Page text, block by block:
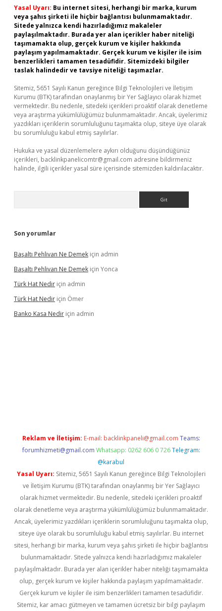
Yasal Uyarı: Bu internet sitesi, herhangi bir marka, kurum
veya şahıs şirketi ile hiçbir bağlantısı bulunmamaktadır.
Sitede yalnızca kendi hazırladığımız makaleler
paylaşılmaktadır. Burada yer alan içerikler haber niteliği
taşımamakta olup, gerçek kurum ve kişiler hakkında
paylaşım yapılmamaktadır. Gerçek kurum ve kişiler ile isim
benzerlikleri tamamen tesadüfidir. Sitemizdeki bilgiler
taslak halindedir ve tavsiye niteliği taşımazlar.
Sitemiz, 5651 Sayılı Kanun gereğince Bilgi Teknolojileri ve İletişim
Kurumu (BTK) tarafından onaylanmış bir Yer Sağlayıcı olarak hizmet
vermektedir. Bu nedenle, sitedeki içerikleri proaktif olarak denetleme
veya araştırma yükümlülüğümüz bulunmamaktadır. Ancak, üyelerimiz
yazdıkları içeriklerin sorumluluğunu taşımakta olup, siteye üye olarak
bu sorumluluğu kabul etmiş sayılırlar.
Hukuka ve yasal düzenlemelere aykırı olduğunu düşündüğünüz
içerikleri, backlinkpanelicomtr@gmail.com adresine bildirmeniz
halinde, ilgili içerikler yasal süre içerisinde sitemizden kaldırılacaktır.
Son yorumlar
Başaltı Pehlivan Ne Demek için admin
Başaltı Pehlivan Ne Demek için Yonca
Türk Hat Nedir için admin
Türk Hat Nedir için Ömer
Banko Kasa Nedir için admin
Reklam ve İletişim: E-mail: backlinkpaneli@gmail.com Teams:
forumhizmeti@gmail.com Whatsapp: 0262 606 0 726 Telegram:
@karabul
Yasal Uyarı: Sitemiz, 5651 Sayılı Kanun gereğince Bilgi Teknolojileri
ve İletişim Kurumu (BTK) tarafından onaylanmış bir Yer Sağlayıcı
olarak hizmet vermektedir. Bu nedenle, sitedeki içerikleri proaktif
olarak denetleme veya araştırma yükümlülüğümüz bulunmamaktadır.
Ancak, üyelerimiz yazdıkları içeriklerin sorumluluğunu taşımakta olup,
siteye üye olarak bu sorumluluğu kabul etmiş sayılırlar. Bu internet
sitesi, herhangi bir marka, kurum veya şahıs şirketi ile hiçbir bağlantısı
bulunmamaktadır. Sitede yalnızca kendi hazırladığımız makaleler
paylaşılmaktadır. Burada yer alan içerikler haber niteliği taşımamakta
olup, gerçek kurum ve kişiler hakkında paylaşım yapılmamaktadır.
Gerçek kurum ve kişiler ile isim benzerlikleri tamamen tesadüfidir.
Sitemiz, kar amacı gütmeyen ve tamamen ücretsiz bir bilgi paylaşım